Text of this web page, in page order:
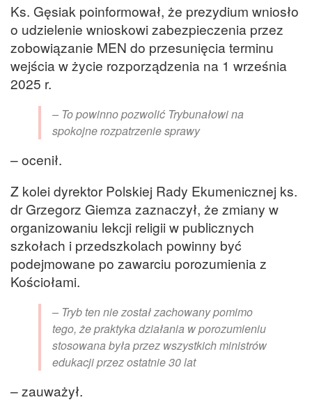
Ks. Gęsiak poinformował, że prezydium wniosło
o udzielenie wnioskowi zabezpieczenia przez
zobowiązanie MEN do przesunięcia terminu
wejścia w życie rozporządzenia na 1 września
2025 r.
– To powinno pozwolić Trybunałowi na
spokojne rozpatrzenie sprawy
– ocenił.
Z kolei dyrektor Polskiej Rady Ekumenicznej ks.
dr Grzegorz Giemza zaznaczył, że zmiany w
organizowaniu lekcji religii w publicznych
szkołach i przedszkolach powinny być
podejmowane po zawarciu porozumienia z
Kościołami.
– Tryb ten nie został zachowany pomimo
tego, że praktyka działania w porozumieniu
stosowana była przez wszystkich ministrów
edukacji przez ostatnie 30 lat
– zauważył.